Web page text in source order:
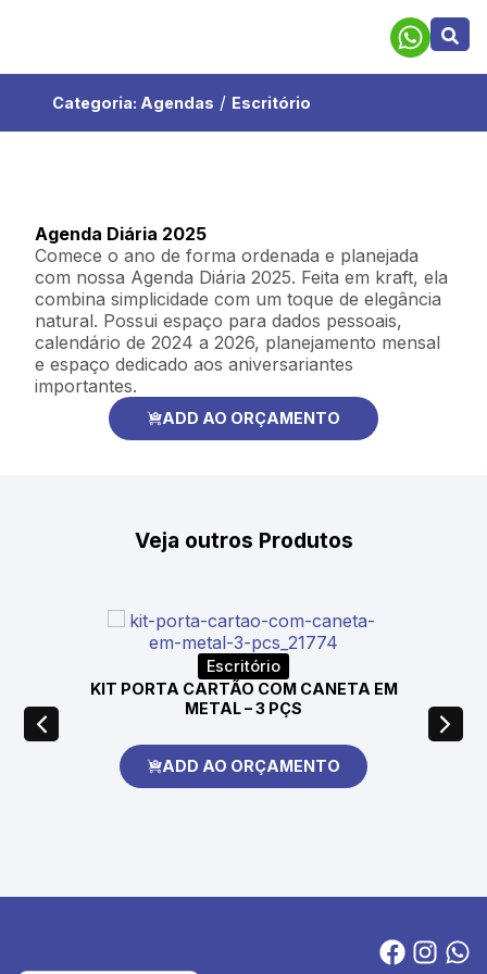
Categoria: Agendas / Escritório
Agenda Diária 2025
Comece o ano de forma ordenada e planejada
com nossa Agenda Diária 2025. Feita em kraft, ela
combina simplicidade com um toque de elegância
natural. Possui espaço para dados pessoais,
calendário de 2024 a 2026, planejamento mensal
e espaço dedicado aos aniversariantes
importantes.
ADD AO ORÇAMENTO
Veja outros Produtos
Escritório
KIT PORTA CARTÃO COM CANETA EM
METAL – 3 PÇS
ADD AO ORÇAMENTO